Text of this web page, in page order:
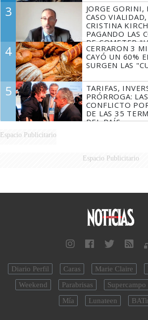
3
JORGE GORINI,
CASO
CRISTINA
PAGANDO LAS
DE COMETER
COMPROBADO"
4
CERRARON 3
CAYÓ UN 60%
SURGEN LAS
5
TARIFAS,
PRÓRROGA:
CONFLICTO
DE LAS 35
DEL PAÍS
Espacio Publicitario
Espacio Publicitario
Diario Perfil Caras Marie Claire
Weekend
Parabrisas Supercampo
Mía
Lunateen